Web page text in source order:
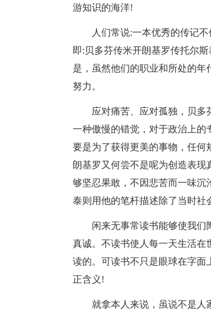
游知识的海洋!
人们常说:一本优秀的传记
即:贝多芬传米开朗基罗传托尔
是，虽然他们的职业和所处的
努力。
应对痛苦、应对孤独，贝多
一种傲慢的错觉，对于政治上的
要是为了获得更美的事物，任何
朗基罗又何尝不是呢为创造表
够坚忍果敢，不因悲苦而一味沉
泰则用他的笔杆描述除了当时社
闲来无事常读书能够使我们
真诚。不读书使人每一天生活在
读的。可读书不只是眼球在字
正含义!
就拿本人来说，虽说不是人